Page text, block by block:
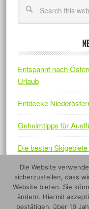
Entspannt nach
Urlaub
Entdecke
Geheimtipps für
Die besten
Österreichs
lohnen
Die Website
sicherzustellen, dass
Website bieten. Sie
ändern. Hiermit
bestätigen, über 16